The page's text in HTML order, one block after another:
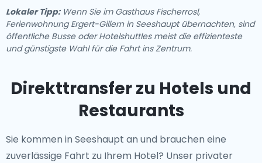
Lokaler Tipp:Wenn Sie im Gasthaus Fischerrosl,
Ferienwohnung Ergert-Gillern in Seeshaupt übernachten, sind
öffentliche Busse oder Hotelshuttles meist die effizienteste
und günstigste Wahl für die Fahrt ins Zentrum.
Direkttransfer zu Hotels und
Restaurants
Sie kommen in Seeshaupt an und brauchen eine
zuverlässige Fahrt zu Ihrem Hotel? Unser privater